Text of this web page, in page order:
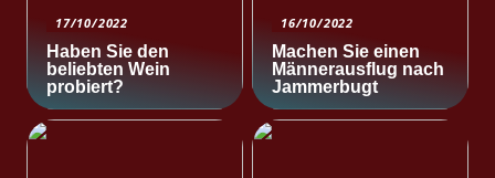
17/10/2022
Haben Sie den
beliebten Wein
probiert?
16/10/2022
Machen Sie einen
Männerausflug nach
Jammerbugt